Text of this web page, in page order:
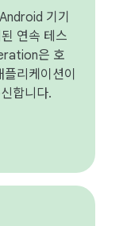
기기
연속 테스
은 호
리케이션이
합니다.